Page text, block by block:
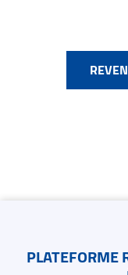
PLATEFORME